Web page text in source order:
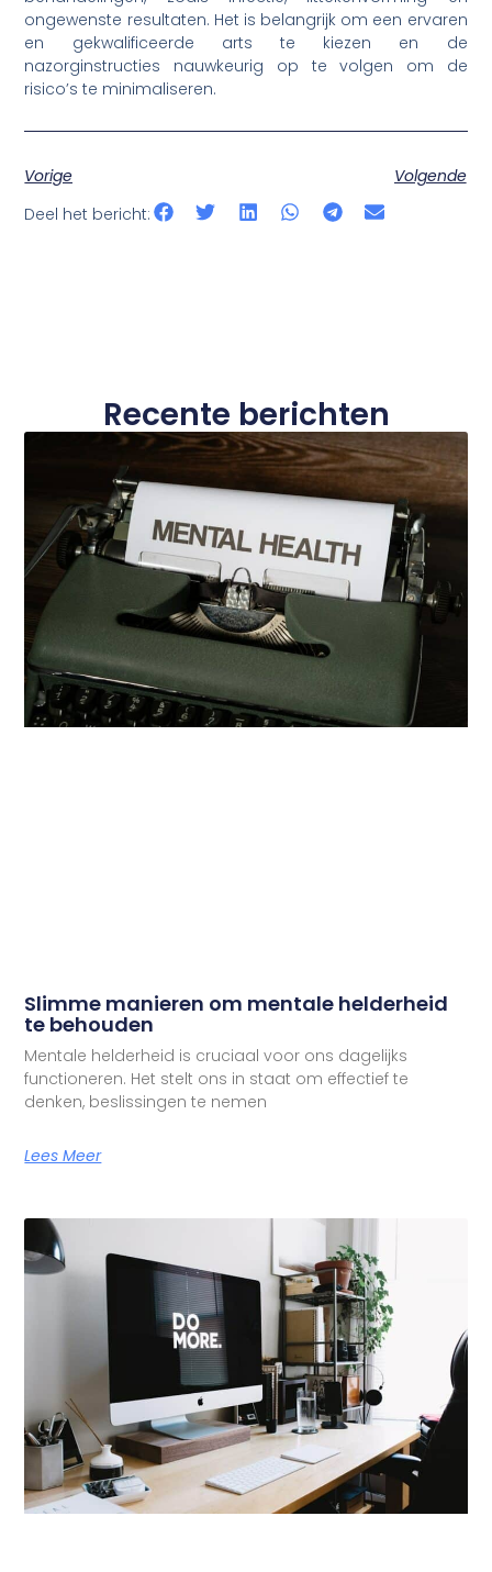
ongewenste resultaten. Het is belangrijk om een ervaren
en gekwalificeerde arts te kiezen en de
nazorginstructies nauwkeurig op te volgen om de
risico’s te minimaliseren.
Vorige
Volgende
Deel het bericht:
Recente berichten
Slimme manieren om mentale helderheid
te behouden
Mentale helderheid is cruciaal voor ons dagelijks
functioneren. Het stelt ons in staat om effectief te
denken, beslissingen te nemen
Lees Meer